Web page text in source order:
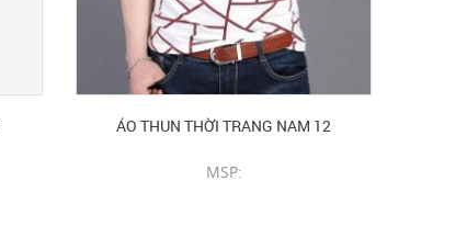
ÁO THUN THỜI TRANG NAM 12
MSP: